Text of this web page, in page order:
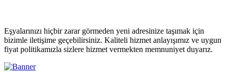
Eşyalarınızı hiçbir zarar görmeden yeni adresinize taşımak için
bizimle iletişime geçebilirsiniz. Kaliteli hizmet anlayışımız ve uygun
fiyat politikamızla sizlere hizmet vermekten memnuniyet duyarız.